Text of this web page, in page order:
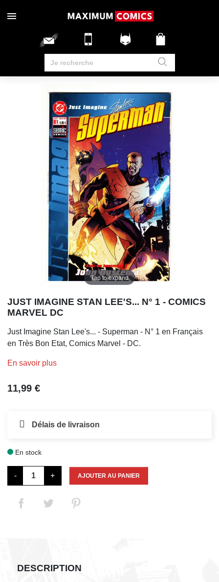
Tap to expand
JUST IMAGINE STAN LEE'S... N° 1 - COMICS
MARVEL DC
Just Imagine Stan Lee's... - Superman - N° 1 en Français
en Très Bon Etat, Comics Marvel - DC.
En savoir plus
11,99 €
Délais de livraison
En stock
- + AJOUTER AU PANIER
DESCRIPTION